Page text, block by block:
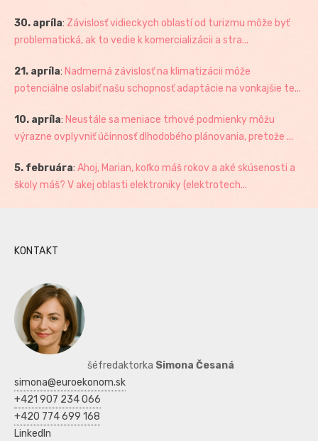
30. apríla: Závislosť vidieckych oblastí od turizmu môže byť
problematická, ak to vedie k komercializácii a stra...
21. apríla: Nadmerná závislosť na klimatizácii môže
potenciálne oslabiť našu schopnosť adaptácie na vonkajšie te...
10. apríla: Neustále sa meniace trhové podmienky môžu
výrazne ovplyvniť účinnosť dlhodobého plánovania, pretože ...
5. februára: Ahoj, Marian, koľko máš rokov a aké skúsenosti a
školy máš? V akej oblasti elektroniky (elektrotech...
KONTAKT
šéfredaktorka Simona Česaná
simona@euroekonom.sk
+421 907 234 066
+420 774 699 168
LinkedIn